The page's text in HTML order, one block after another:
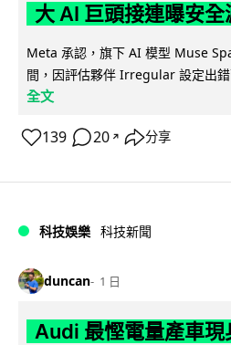
大 AI 巨頭接連曝安全
Meta 承認，旗下 AI 模型 Muse
間，因評估夥伴 Irregular 設定出
全文
139 20 ↗ 分享
科技娛樂 科技新聞
duncan 1 日
Audi 最慳電量產車